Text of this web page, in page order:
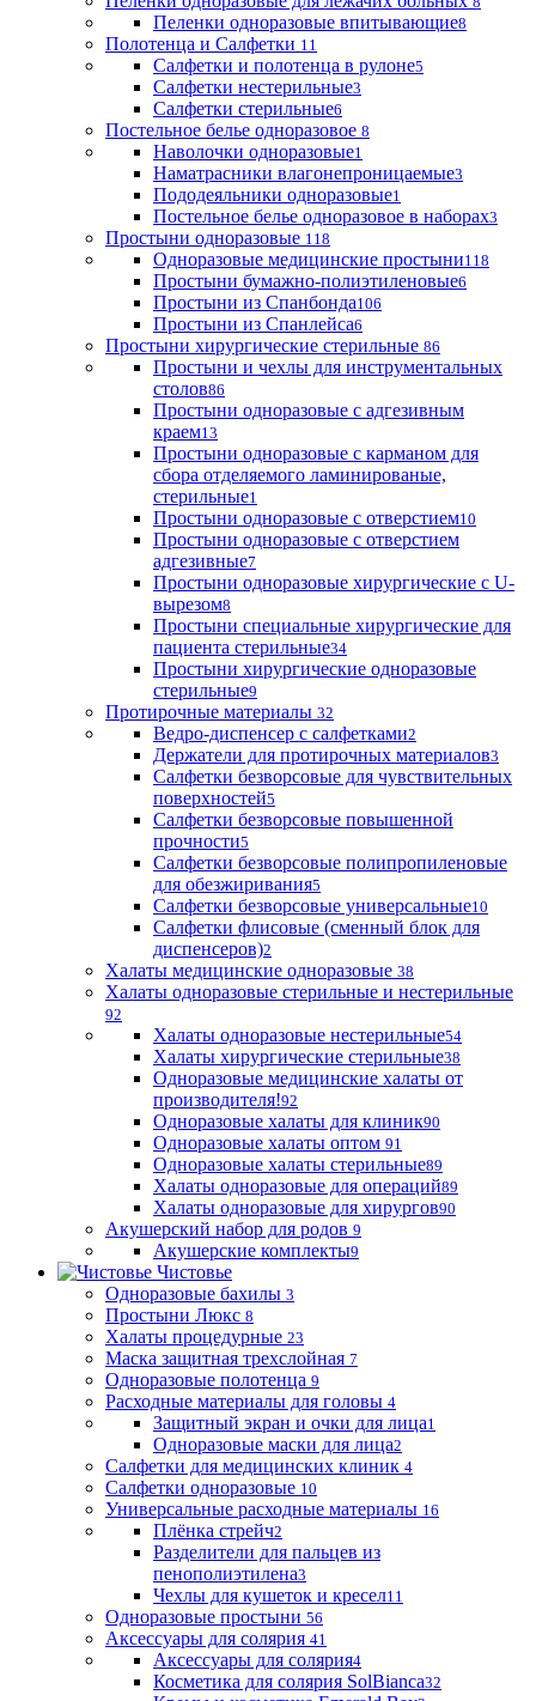
Пеленки одноразовые впитывающие8
Полотенца и Салфетки 11
Салфетки и полотенца в рулоне5
Салфетки нестерильные3
Салфетки стерильные6
Постельное белье одноразовое 8
Наволочки одноразовые1
Наматрасники влагонепроницаемые3
Пододеяльники одноразовые1
Постельное белье одноразовое в наборах3
Простыни одноразовые 118
Одноразовые медицинские простыни118
Простыни бумажно-полиэтиленовые6
Простыни из Спанбонда106
Простыни из Спанлейса6
Простыни хирургические стерильные 86
Простыни и чехлы для инструментальных
столов86
Простыни одноразовые с адгезивным
краем13
Простыни одноразовые с карманом для
сбора отделяемого ламинированые,
стерильные1
Простыни одноразовые с отверстием10
Простыни одноразовые с отверстием
адгезивные7
Простыни одноразовые хирургические с U-
вырезом8
Простыни специальные хирургические для
пациента стерильные34
Простыни хирургические одноразовые
стерильные9
Протирочные материалы 32
Ведро-диспенсер с салфетками2
Держатели для протирочных материалов3
Салфетки безворсовые для чувствительных
поверхностей5
Салфетки безворсовые повышенной
прочности5
Салфетки безворсовые полипропиленовые
для обезжиривания5
Салфетки безворсовые универсальные10
Салфетки флисовые (сменный блок для
диспенсеров)2
Халаты медицинские одноразовые 38
Халаты одноразовые стерильные и нестерильные
92
Халаты одноразовые нестерильные54
Халаты хирургические стерильные38
Одноразовые медицинские халаты от
производителя!92
Одноразовые халаты для клиник90
Одноразовые халаты оптом 91
Одноразовые халаты стерильные89
Халаты одноразовые для операций89
Халаты одноразовые для хирургов90
Акушерский набор для родов 9
Акушерские комплекты9
Чистовье
Одноразовые бахилы 3
Простыни Люкс 8
Халаты процедурные 23
Маска защитная трехслойная 7
Одноразовые полотенца 9
Расходные материалы для головы 4
Защитный экран и очки для лица1
Одноразовые маски для лица2
Салфетки для медицинских клиник 4
Салфетки одноразовые 10
Универсальные расходные материалы 16
Плёнка стрейч2
Разделители для пальцев из
пенополиэтилена3
Чехлы для кушеток и кресел11
Одноразовые простыни 56
Аксессуары для солярия 41
Аксессуары для солярия4
Косметика для солярия SolBianca32